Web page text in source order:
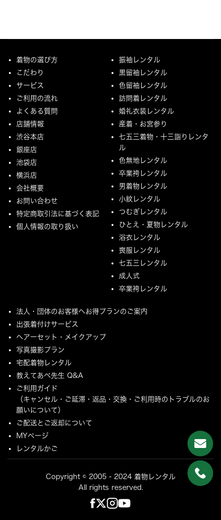
着物の選び方
こだわり
サービス
ご利用の流れ
よくある質問
店舗情報
渋谷本店
銀座店
池袋店
横浜店
会社概要
お問い合わせ
特定商取引法に基づく表記
個人情報の取り扱い
振袖レンタル
黒留袖レンタル
色留袖レンタル
訪問着レンタル
婚礼衣装レンタル
産着・お宮参り
七五三着物・十三詣りレンタ
ル
色無地レンタル
卒業袴レンタル
男着物レンタル
小紋レンタル
つむぎレンタル
ひとえ・夏物レンタル
浴衣レンタル
喪服レンタル
七五三レンタル
成人式
卒業袴レンタル
法人・団体のお客様へお得プランのご案内
出張着付けサービス
ヘアーセット・メイクアップ
写真撮影プラン
宅配着物レンタル
教えてあべ先生 Q&A
ご利用ガイド
（キャンセル・ご延滞・返品・交換・ご利用時のトラブルのお
願いについて）
ご配送とご返却について
MYページ
レンタルかご
Copyright © 2005 - 2024 着物レンタル
All rights reserved.